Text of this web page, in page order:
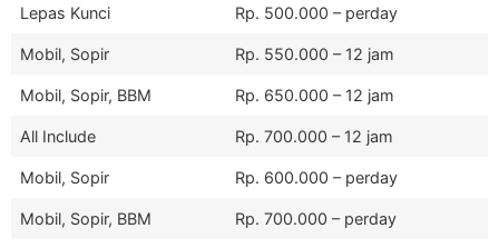
Lepas Kunci Rp. 500.000 – perday
Mobil, Sopir Rp. 550.000 – 12 jam
Mobil, Sopir, BBM Rp. 650.000 – 12 jam
All Include Rp. 700.000 – 12 jam
Mobil, Sopir Rp. 600.000 – perday
Mobil, Sopir, BBM Rp. 700.000 – perday